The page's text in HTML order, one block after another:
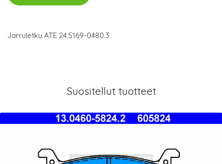
Jarruletku ATE 24.5169-0480.3
Suositellut tuotteet